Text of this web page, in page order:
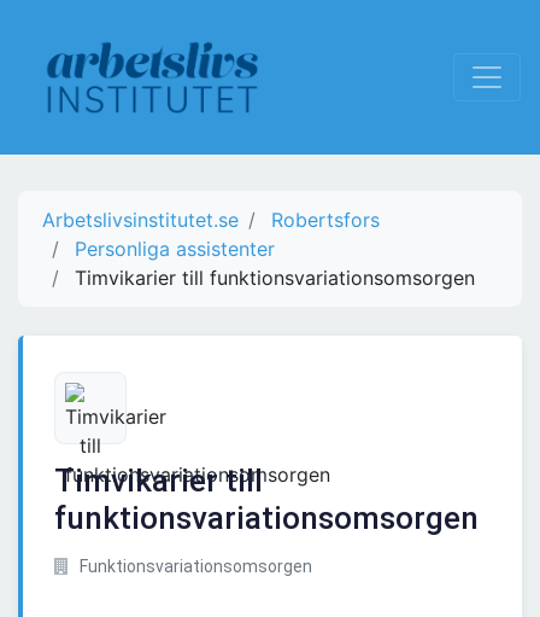
Arbetslivsinstitutet.se
Robertsfors
Personliga assistenter
Timvikarier till funktionsvariationsomsorgen
Timvikarier till
funktionsvariationsomsorgen
Funktionsvariationsomsorgen